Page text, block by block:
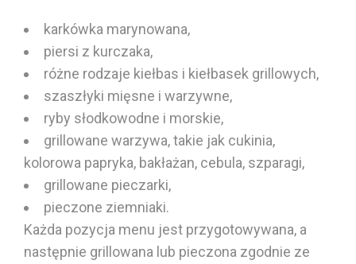
karkówka marynowana,
piersi z kurczaka,
różne rodzaje kiełbas i kiełbasek grillowych,
szaszłyki mięsne i warzywne,
ryby słodkowodne i morskie,
grillowane warzywa, takie jak cukinia,
kolorowa papryka, bakłażan, cebula, szparagi,
grillowane pieczarki,
pieczone ziemniaki.
Każda pozycja menu jest przygotowywana, a
następnie grillowana lub pieczona zgodnie ze